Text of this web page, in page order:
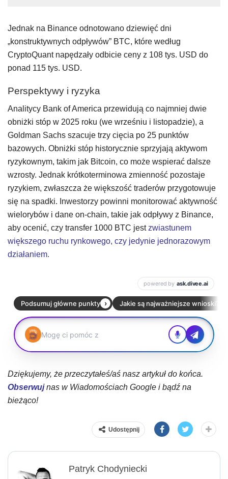
Jednak na Binance odnotowano dziewięć dni
„konstruktywnych odpływów” BTC, które według
CryptoQuant napędzały odbicie ceny z 108 tys. USD do
ponad 115 tys. USD.
Perspektywy i ryzyka
Analitycy Bank of America przewidują co najmniej dwie
obniżki stóp w 2025 roku (we wrześniu i listopadzie), a
Goldman Sachs szacuje trzy cięcia po 25 punktów
bazowych. Obniżki stóp historycznie sprzyjają aktywom
ryzykownym, takim jak Bitcoin, co może wspierać dalsze
wzrosty. Jednak krótkoterminowa zmienność pozostaje
ryzykiem, zwłaszcza że większość traderów przygotowuje
się na spadki. Inwestorzy powinni monitorować aktywność
wielorybów i dane on-chain, takie jak odpływy z Binance,
aby ocenić, czy transfer 1000 BTC jest zwiastunem
większego ruchu rynkowego, czy jedynie jednorazowym
działaniem.
Dziękujemy, że przeczytałeś/aś nasz artykuł do końca.
Obserwujnas w Wiadomościach Google i bądź na
bieżąco!
Udostępnij
Patryk Chodyniecki